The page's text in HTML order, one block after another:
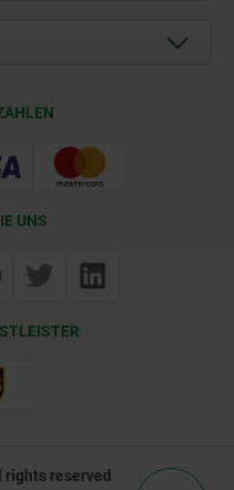
UNS
rights reserved